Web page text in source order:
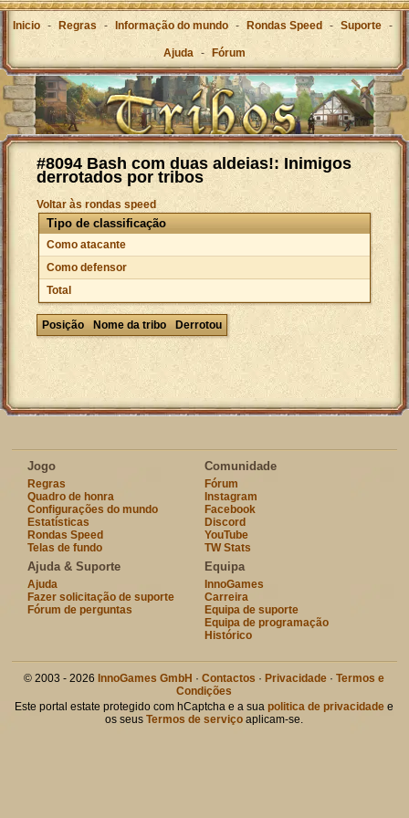
Inicio - Regras - Informação do mundo - Rondas Speed - Suporte -
Ajuda - Fórum
#8094 Bash com duas aldeias!: Inimigos
derrotados por tribos
Voltar às rondas speed
Tipo de classificação
Como atacante
Como defensor
Total
Posição Nome da tribo Derrotou
Jogo
Regras
Quadro de honra
Configurações do mundo
Estatísticas
Rondas Speed
Telas de fundo
Comunidade
Fórum
Instagram
Facebook
Discord
YouTube
TW Stats
Ajuda & Suporte
Ajuda
Fazer solicitação de suporte
Fórum de perguntas
Equipa
InnoGames
Carreira
Equipa de suporte
Equipa de programação
Histórico
© 2003 - 2026 InnoGames GmbH ·Contactos · Privacidade ·Termos e
Condições
Este portal estate protegido com hCaptcha e a suapolitica de privacidade e
os seusTermos de serviço aplicam-se.